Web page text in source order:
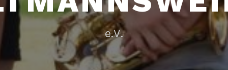
e.V.